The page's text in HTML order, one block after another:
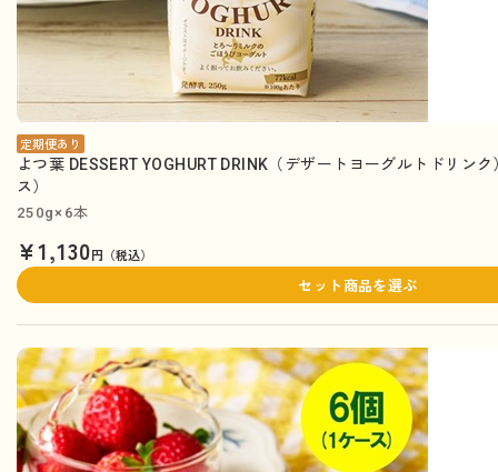
定期便あり
よつ葉 DESSERT YOGHURT DRINK（デザートヨーグルトドリン
ス）
250g×6本
¥1,130円（税込）
セット商品を選ぶ